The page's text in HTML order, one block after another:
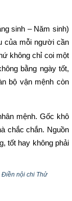
sinh – Năm sinh)
của mỗi người cần
không chỉ coi một
bằng ngày tốt,
bộ vận mệnh còn
mệnh. Gốc khô
chắc chắn. Nguồn
tốt hay không phải
Điền nội chi Thử